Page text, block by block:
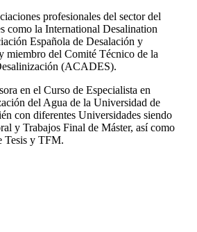
profesionales del sector del
como la International Desalination
Española de Desalación y
del Comité Técnico de la
(ACADES).
en el Curso de Especialista en
del Agua de la Universidad de
con diferentes Universidades siendo
y Trabajos Final de Máster, así como
Tesis y TFM.